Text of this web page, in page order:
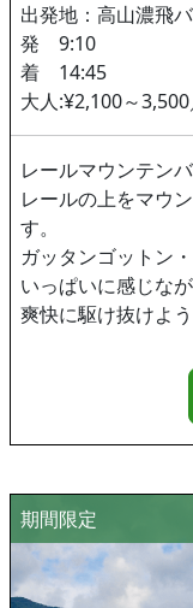
出発地：高山濃飛
発 9:10
着 14:45
大人:¥2,100～
レールマウンテン
レールの上をマウ
す。
ガッタンゴットン
いっぱいに感じな
爽快に駆け抜けよう
期間限定